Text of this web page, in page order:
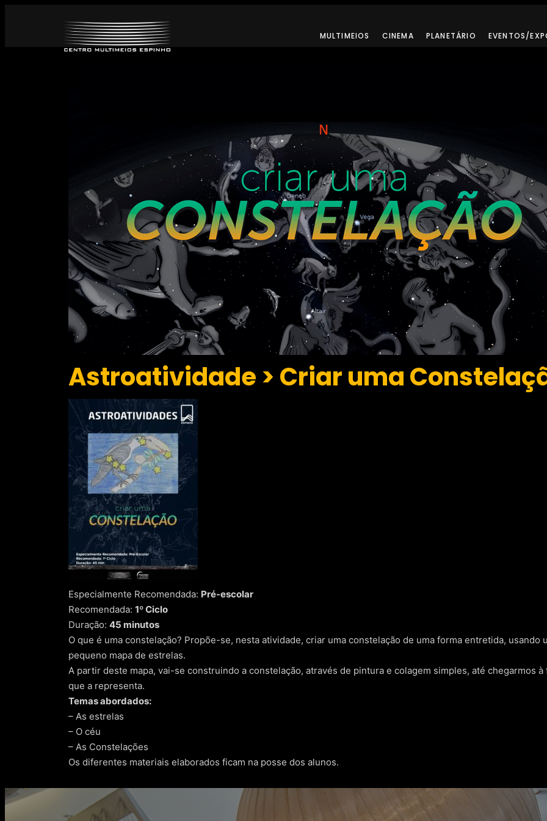
MULTIMEIOS CINEMA PLANETÁRIO EVENTOS/
Astroatividade > Criar uma
Especialmente Recomendada: Pré-escolar
Recomendada: 1º Ciclo
Duração: 45 minutos
O que é uma constelação? Propõe-se, nesta atividade, criar uma constelação de uma forma entretida, usando
pequeno mapa de estrelas.
A partir deste mapa, vai-se construindo a constelação, através de pintura e colagem simples, até chegarmos à
que a representa.
Temas abordados:
– As estrelas
– O céu
– As Constelações
Os diferentes materiais elaborados ficam na posse dos alunos.